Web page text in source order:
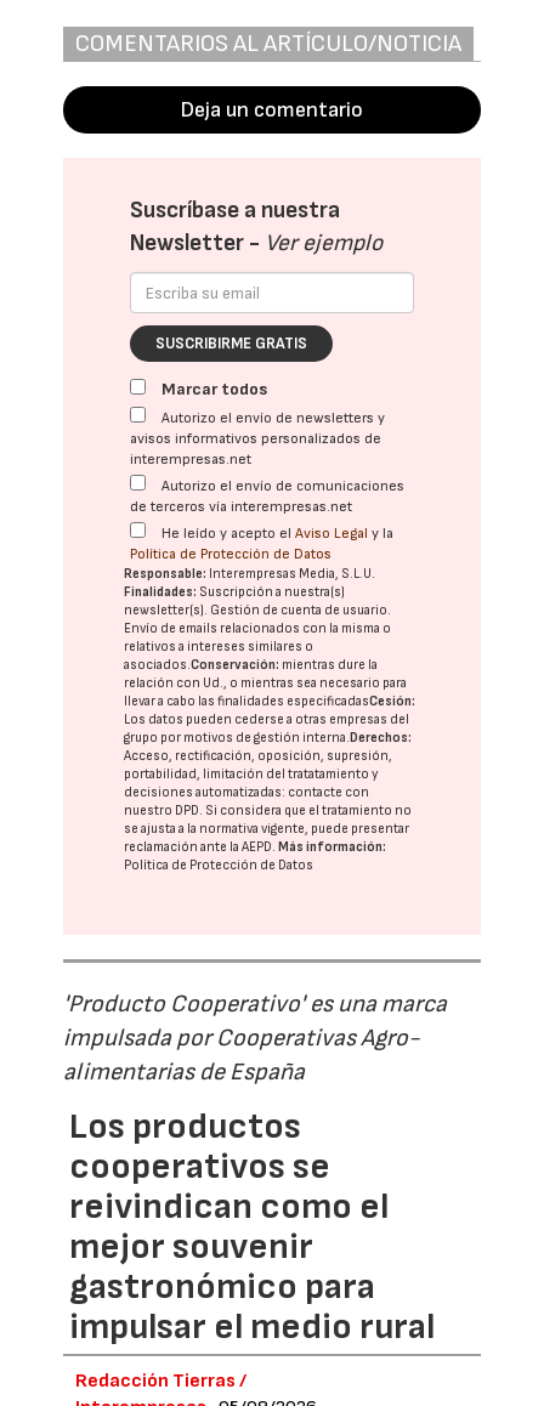
COMENTARIOS AL ARTÍCULO/NOTICIA
Deja un comentario
Suscríbase a nuestra
Newsletter - Ver ejemplo
SUSCRIBIRME GRATIS
Marcar todos
Autorizo el envío de newsletters y
avisos informativos personalizados de
interempresas.net
Autorizo el envío de comunicaciones
de terceros vía interempresas.net
He leído y acepto elAviso Legal y la
Política de Protección de Datos
Responsable: Interempresas Media, S.L.U.
Finalidades: Suscripción a nuestra(s)
newsletter(s). Gestión de cuenta de usuario.
Envío de emails relacionados con la misma o
relativos a intereses similares o
asociados.Conservación: mientras dure la
relación con Ud., o mientras sea necesario para
llevar a cabo las finalidades especificadasCesión:
Los datos pueden cederse a otras empresas del
grupo por motivos de gestión interna. Derechos:
Acceso, rectificación, oposición, supresión,
portabilidad, limitación del tratatamiento y
decisiones automatizadas: contacte con
nuestro DPD. Si considera que el tratamiento no
se ajusta a la normativa vigente, puede presentar
reclamación ante laAEPD. Más información:
Política de Protección de Datos
'Producto Cooperativo' es una marca
impulsada por Cooperativas Agro-
alimentarias de España
Los productos
cooperativos se
reivindican como el
mejor souvenir
gastronómico para
impulsar el medio rural
Redacción Tierras /